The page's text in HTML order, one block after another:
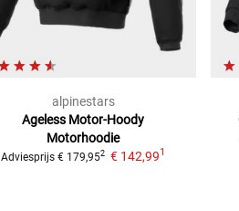
alpinestars
Ageless Motor-Hoody
Motorhoodie
Adviesprijs € 179,952 € 142,991